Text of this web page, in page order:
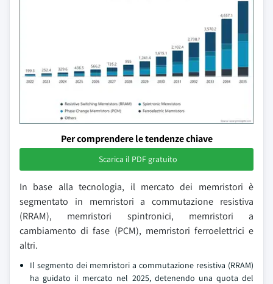
Per comprendere le tendenze chiave
Scarica il PDF gratuito
In base alla tecnologia, il mercato dei memristori è
segmentato in memristori a commutazione resistiva
(RRAM), memristori spintronici, memristori a
cambiamento di fase (PCM), memristori ferroelettrici e
altri.
Il segmento dei memristori a commutazione resistiva (RRAM)
ha guidato il mercato nel 2025, detenendo una quota del